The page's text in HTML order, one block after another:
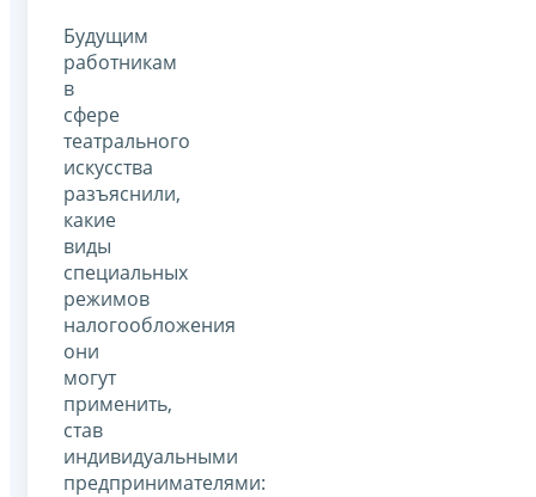
Будущим
работникам
в
сфере
театрального
искусства
разъяснили,
какие
виды
специальных
режимов
налогообложения
они
могут
применить,
став
индивидуальными
предпринимателями: